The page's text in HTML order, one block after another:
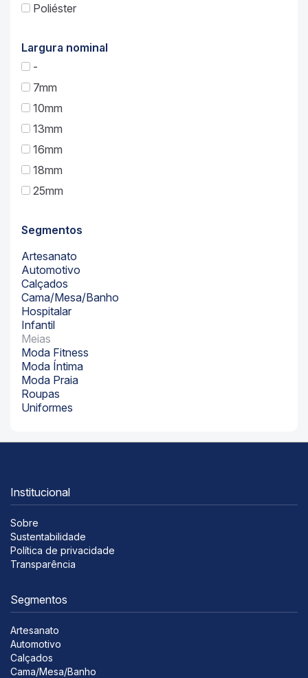
Poliéster
Largura nominal
-
7mm
10mm
13mm
16mm
18mm
25mm
Segmentos
Artesanato
Automotivo
Calçados
Cama/Mesa/Banho
Hospitalar
Infantil
Meias
Moda Fitness
Moda Íntima
Moda Praia
Roupas
Uniformes
Institucional
Sobre
Sustentabilidade
Política de privacidade
Transparência
Segmentos
Artesanato
Automotivo
Calçados
Cama/Mesa/Banho